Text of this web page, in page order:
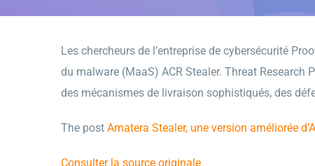
Les chercheurs de l’entreprise de cybersécurité
du malware (MaaS) ACR Stealer. Threat
des mécanismes de livraison sophistiqués, des
The post Amatera Stealer, une version améliorée
Consulter la source originale